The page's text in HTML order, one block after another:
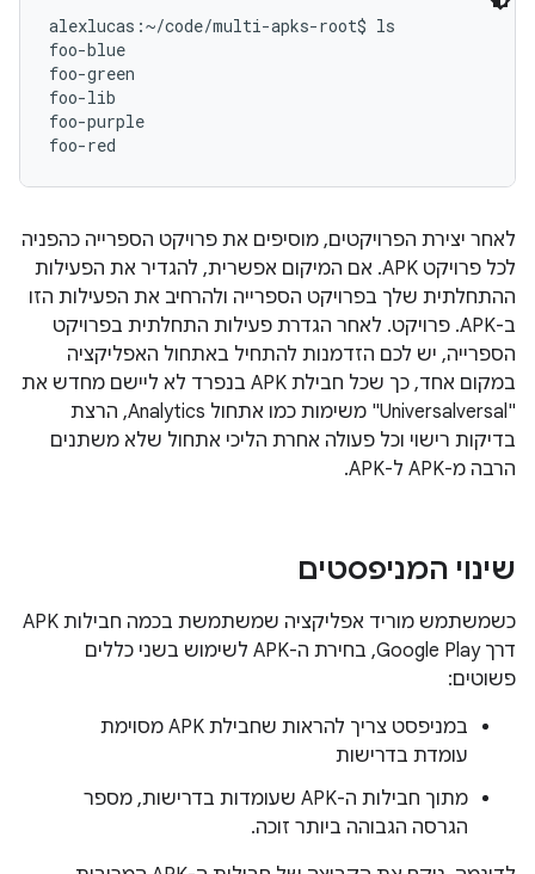
alexlucas:~/code/multi-apks-root$ ls
foo-blue
foo-green
foo-lib
foo-purple
לאחר יצירת הפרויקטים, מוסיפים את פרויקט הספרייה כהפניה
לכל פרויקט APK. אם המיקום אפשרית, להגדיר את הפעילות
ההתחלתית שלך בפרויקט הספרייה ולהרחיב את הפעילות הזו
ב-APK. פרויקט. לאחר הגדרת פעילות התחלתית בפרויקט
הספרייה, יש לכם הזדמנות להתחיל באתחול האפליקציה
במקום אחד, כך שכל חבילת APK בנפרד לא ליישם מחדש את
"Universalversal" משימות כמו אתחול Analytics, הרצת
בדיקות רישוי וכל פעולה אחרת הליכי אתחול שלא משתנים
הרבה מ-APK ל-APK.
שינוי המניפסטים
כשמשתמש מוריד אפליקציה שמשתמשת בכמה חבילות APK
דרך Google Play, בחירת ה-APK לשימוש בשני כללים
פשוטים:
במניפסט צריך להראות שחבילת APK מסוימת
עומדת בדרישות
מתוך חבילות ה-APK שעומדות בדרישות, מספר
הגרסה הגבוהה ביותר זוכה.